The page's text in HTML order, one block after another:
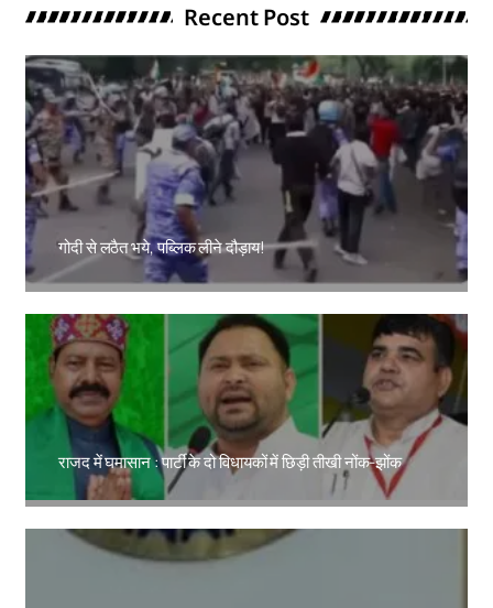
Recent Post
गोदी से लठैत भये, पब्लिक लीने दौड़ाय!
Amit Lekh
राजद में घमासान : पार्टी के दो विधायकों में छिड़ी तीखी नोंक-झोंक
Amit Lekh